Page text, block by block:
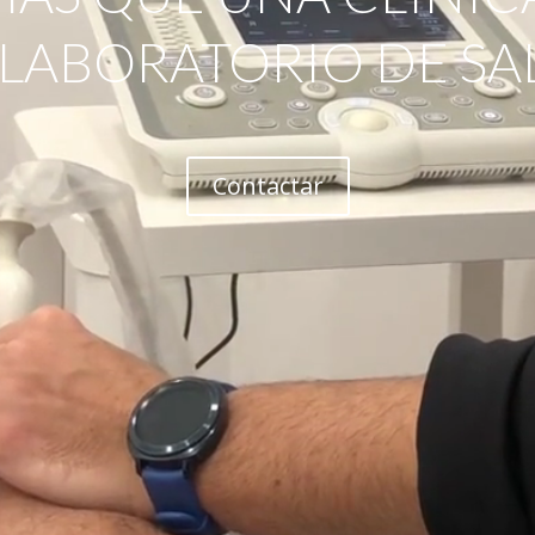
DE
Contactar